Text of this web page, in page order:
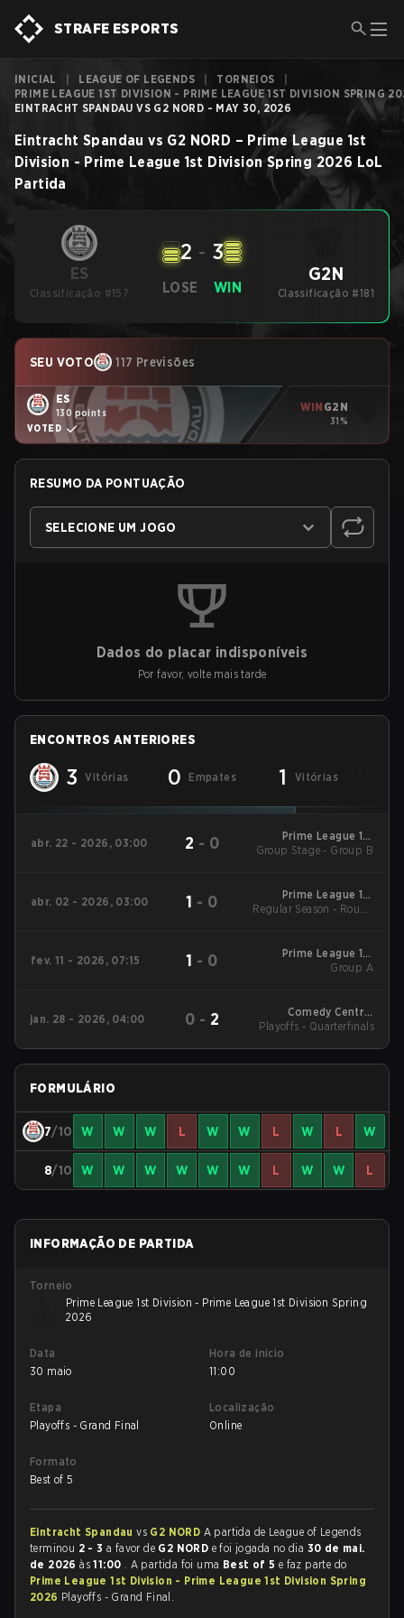
STRAFE ESPORTS
INICIAL LEAGUE OF LEGENDS TORNEIOS
PRIME LEAGUE 1ST DIVISION - PRIME LEAGUE 1ST DIVISION SPRING
EINTRACHT SPANDAU VS G2 NORD - MAY 30, 2026
Eintracht Spandau vs G2 NORD – Prime League 1st
Division - Prime League 1st Division Spring 2026 LoL
Partida
ES
Classificação #157 LOSE
2 - 3
WIN
G2N
Classificação #181
SEU VOTO 117 Previsões
ES
130 points
VOTED
WIN G2N
31%
RESUMO DA PONTUAÇÃO
SELECIONE UM JOGO
Dados do placar indisponíveis
Por favor, volte mais tarde
ENCONTROS ANTERIORES
3 Vitórias 0 Empates 1 Vitórias
abr. 22 - 2026, 03:00 2 - 0
Prime League 1st
Division - Prime
Group Stage - Group B
abr. 02 - 2026, 03:00 1 - 0
Prime League 1st
Division - Prime
Regular Season - Round
fev. 11 - 2026, 07:15 1 - 0
Prime League 1st
Division Winter 2026
Group A
jan. 28 - 2026, 04:00 0 - 2
Comedy Central
Winter Snowdown -
Playoffs - Quarterfinals
FORMULÁRIO
7/10 W W W L W W L W L W
8/10 W W W W W W L W W L
INFORMAÇÃO DE PARTIDA
Torneio
Prime League 1st Division - Prime League 1st Division Spring
2026
Data
30 maio
Hora de início
11:00
Etapa
Playoffs - Grand Final
Localização
Online
Formato
Best of 5
Eintracht Spandauvs G2 NORD A partida de League of Legends
terminou 2 - 3 a favor de G2 NORD e foi jogada no dia 30 de mai.
de 2026às11:00 . A partida foi uma Best of 5 e faz parte do
Prime League 1st Division - Prime League 1st Division Spring
2026 Playoffs - Grand Final.